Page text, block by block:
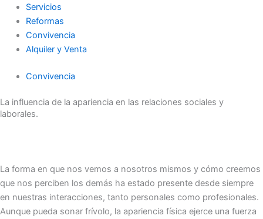
Servicios
Reformas
Convivencia
Alquiler y Venta
Convivencia
La influencia de la apariencia en las relaciones sociales y
laborales.
La forma en que nos vemos a nosotros mismos y cómo creemos
que nos perciben los demás ha estado presente desde siempre
en nuestras interacciones, tanto personales como profesionales.
Aunque pueda sonar frívolo, la apariencia física ejerce una fuerza